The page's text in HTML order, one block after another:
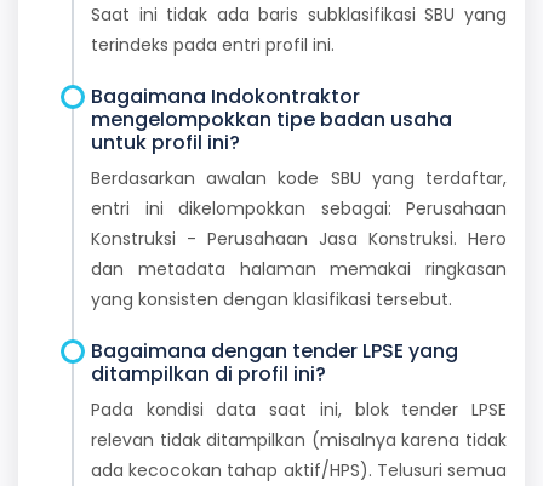
Saat ini tidak ada baris subklasifikasi SBU yang
terindeks pada entri profil ini.
Bagaimana Indokontraktor
mengelompokkan tipe badan usaha
untuk profil ini?
Berdasarkan awalan kode SBU yang terdaftar,
entri ini dikelompokkan sebagai: Perusahaan
Konstruksi - Perusahaan Jasa Konstruksi. Hero
dan metadata halaman memakai ringkasan
yang konsisten dengan klasifikasi tersebut.
Bagaimana dengan tender LPSE yang
ditampilkan di profil ini?
Pada kondisi data saat ini, blok tender LPSE
relevan tidak ditampilkan (misalnya karena tidak
ada kecocokan tahap aktif/HPS). Telusuri semua